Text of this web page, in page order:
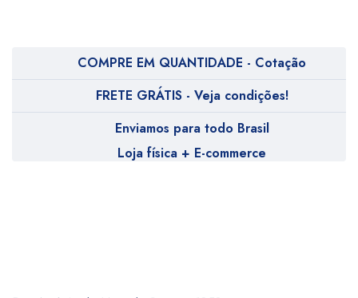
COMPRE EM QUANTIDADE - Cotação
FRETE GRÁTIS - Veja condições!
Enviamos para todo Brasil
Loja física + E-commerce